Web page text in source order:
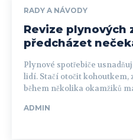
RADY A NÁVODY
Revize plynových
předcházet
Plynové spotřebiče
lidí. Stačí otočit kohoutkem,
během několika okamžiků
ADMIN